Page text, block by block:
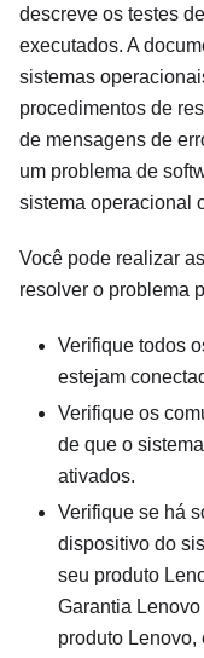
descreve os testes
executados. A
sistemas
procedimentos de
de mensagens de
um problema de
sistema operacional
Você pode realizar
resolver o problema
Verifique todos
estejam
Verifique os
de que o
ativados.
Verifique se há
dispositivo do
seu produto
Garantia
produto